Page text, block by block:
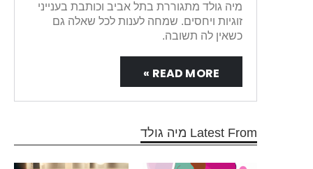
מיה גולד מתגוררת בתל אביב וכותבת בענייני
זוגיות ויחסים. שמחה לענות לכל שאלה גם
כשאין לה תשובה.
READ MORE »
Latest From מיה גולד